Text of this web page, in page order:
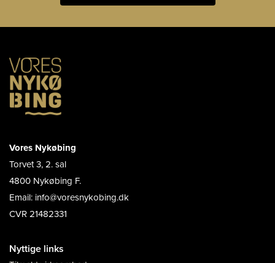
Vores Nykøbing
Torvet 3, 2. sal
4800 Nykøbing F.
Email: info@voresnykobing.dk
CVR 21482331
Nyttige links